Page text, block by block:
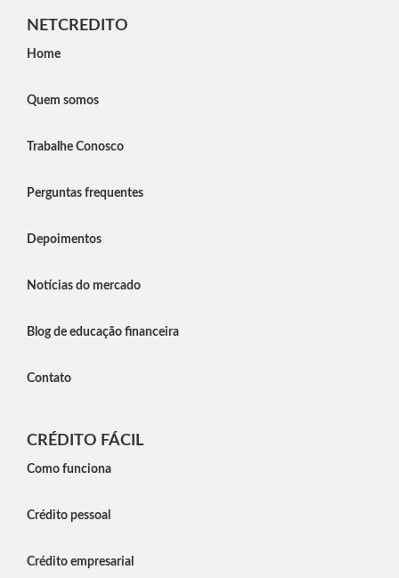
NETCREDITO
Home
Quem somos
Trabalhe Conosco
Perguntas frequentes
Depoimentos
Notícias do mercado
Blog de educação financeira
Contato
CRÉDITO FÁCIL
Como funciona
Crédito pessoal
Crédito empresarial